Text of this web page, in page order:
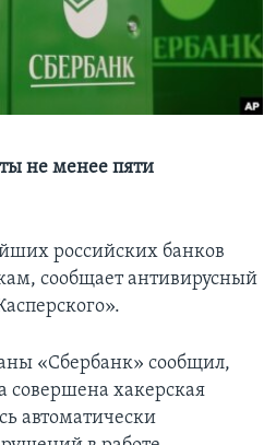
не менее пяти
российских банков
сообщает антивирусный
«Сбербанк» сообщил,
совершена хакерская
автоматически